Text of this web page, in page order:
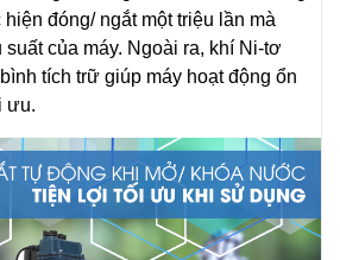
đóng/ ngắt một triệu lần mà
suất của máy. Ngoài ra, khí Ni-tơ
tích trữ giúp máy hoạt động ổn
ưu.